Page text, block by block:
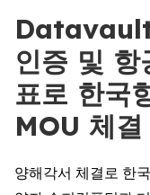
인증 및
표로 한국
MOU 체결
양해각서 체결로 한